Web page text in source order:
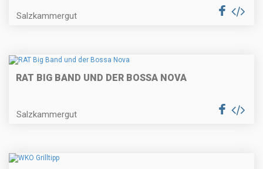
Salzkammergut
RAT BIG BAND UND DER BOSSA NOVA
Salzkammergut